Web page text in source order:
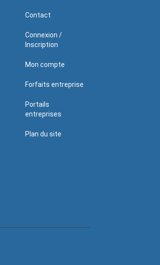
Contact
Connexion /
Inscription
Mon compte
Forfaits entreprise
Portails
entreprises
Plan du site